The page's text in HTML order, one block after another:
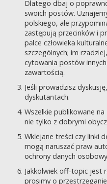
Dlatego dbaj o
swoich postów.
polskiego, ale
zastępują przecinków i
palce człowieka
szczególnych; im
cytowania postów
zawartością.
Jeśli prowadzisz
dyskutantach.
Wszelkie publikowane
nie tylko z dobrymi
Wklejane treści czy linki
mogą naruszać praw
ochrony danych
Jakkolwiek off-topic jest
prosimy o